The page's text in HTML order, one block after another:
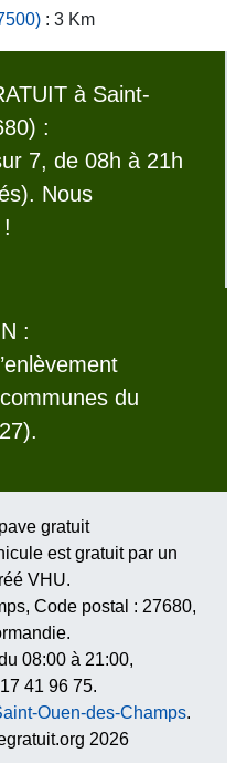
: 3 Km
à Saint-
:
7, de 08h à 21h
Nous
:
du
gratuit
est gratuit par un
VHU.
, Code postal : 27680,
.
08:00 à 21:00,
41 96 75.
Ouen-des-Champs.
2026